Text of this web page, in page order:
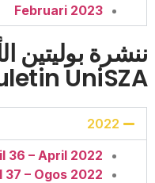
Februari 2023
ننشرة بوليتين
UniSZA
2022
Bil 36 – April 2022
37 – Ogos 2022